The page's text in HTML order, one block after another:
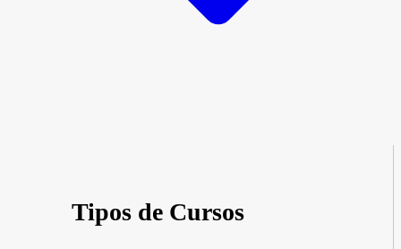
Tipos de Cursos